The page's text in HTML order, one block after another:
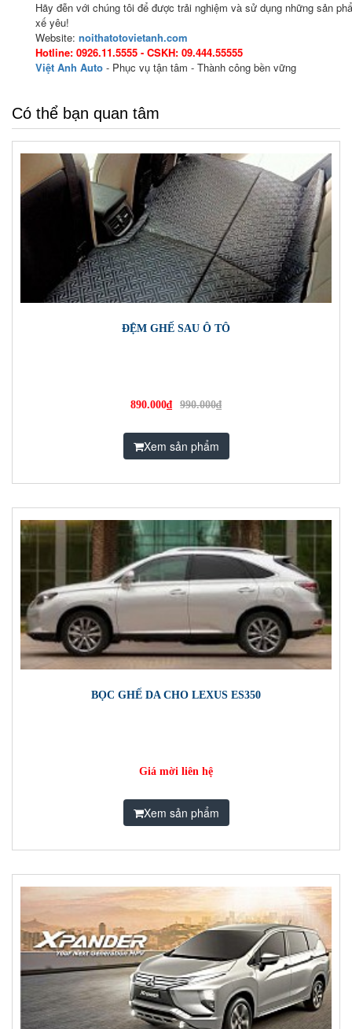
Hãy đễn với chúng tôi để được trải nghiệm và sử dụng những sản
xế yêu!
Website: noithatotovietanh.com
Hotline: 0926.11.5555 - CSKH: 09.444.55555
Việt Anh Auto - Phục vụ tận tâm - Thành công bền vững
Có thể bạn quan tâm
ĐỆM GHẾ SAU Ô TÔ
890.000₫ 990.000₫
Xem sản phẩm
BỌC GHẾ DA CHO LEXUS ES350
Giá mời liên hệ
Xem sản phẩm